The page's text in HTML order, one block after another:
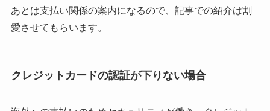
あとは支払い関係の案内になるので、記事での紹介は割
愛させてもらいます。
クレジットカードの認証が下りない場合